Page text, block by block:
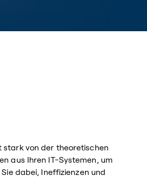
stark von der theoretischen
aus Ihren IT-Systemen, um
dabei, Ineffizienzen und